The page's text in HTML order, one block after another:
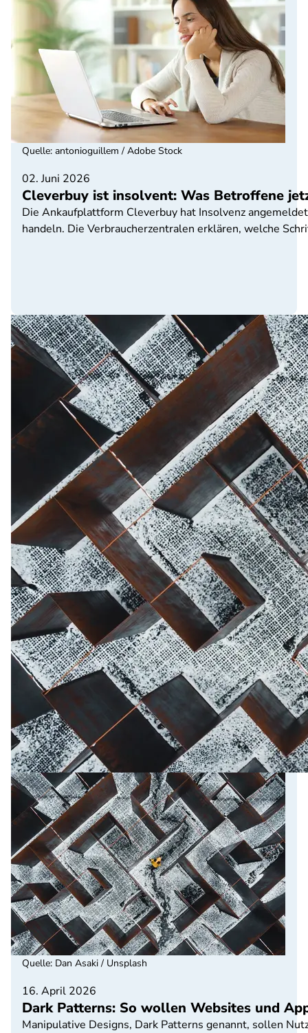
02. Juni 2026
Cleverbuy ist insolvent: Was Betroffene
Die Ankaufplattform Cleverbuy hat Insolvenz
handeln. Die Verbraucherzentralen erklären, welche
Quelle: antonioguillem / Adobe Stock
16. April 2026
Dark Patterns: So wollen Websites und
Manipulative Designs, Dark Patterns genannt, sollen
Quelle: Dan Asaki / Unsplash